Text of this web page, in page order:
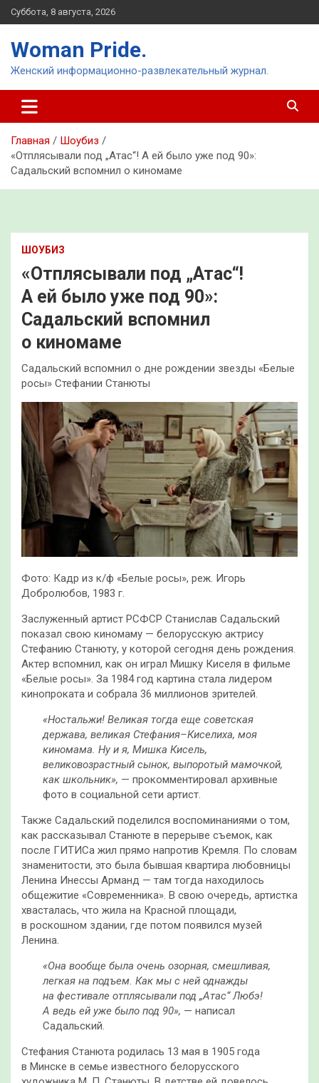
Перейти
к
Суббота, 8 августа, 2026
Woman Pride.
Женский информационно-развлекательный журнал.
Главная
Шоубиз
«Отплясывали под „Атас“! А ей было уже под 90»:
Садальский вспомнил о киномаме
ШОУБИЗ
«Отплясывали под „Атас“!
А ей было уже под 90»:
Садальский вспомнил
о киномаме
Садальский вспомнил о дне рождении звезды «Белые
росы» Стефании Станюты
Фото: Кадр из к/ф «Белые росы», реж. Игорь
Добролюбов, 1983 г.
Заслуженный артист РСФСР Станислав Садальский
показал свою киномаму — белорусскую актрису
Стефанию Станюту, у которой сегодня день рождения.
Актер вспомнил, как он играл Мишку Киселя в фильме
«Белые росы». За 1984 год картина стала лидером
кинопроката и собрала 36 миллионов зрителей.
«Ностальжи! Великая тогда еще советская
держава, великая Стефания–Киселиха, моя
киномама. Ну и я, Мишка Кисель,
великовозрастный сынок, выпоротый мамочкой,
как школьник», — прокомментировал архивные
фото в социальной сети артист.
Также Садальский поделился воспоминаниями о том,
как рассказывал Станюте в перерыве съемок, как
после ГИТИСа жил прямо напротив Кремля. По словам
знаменитости, это была бывшая квартира любовницы
Ленина Инессы Арманд — там тогда находилось
общежитие «Современника». В свою очередь, артистка
хвасталась, что жила на Красной площади,
в роскошном здании, где потом появился музей
Ленина.
«Она вообще была очень озорная, смешливая,
легкая на подъем. Как мы с ней однажды
на фестивале отплясывали под „Атас“ Любэ!
А ведь ей уже было под 90», — написал
Садальский.
Стефания Станюта родилась 13 мая в 1905 года
в Минске в семье известного белорусского